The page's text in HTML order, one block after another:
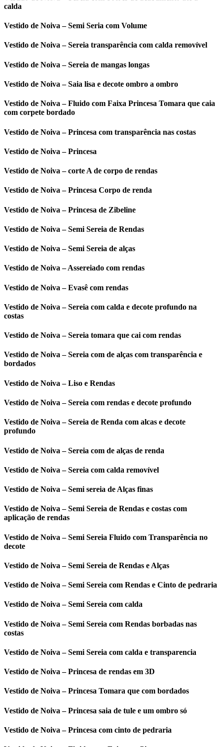
calda
Vestido de Noiva – Semi Seria com Volume
Vestido de Noiva – Sereia transparência com calda removível
Vestido de Noiva – Sereia de mangas longas
Vestido de Noiva – Saia lisa e decote ombro a ombro
Vestido de Noiva – Fluido com Faixa Princesa Tomara que caia
com corpete bordado
Vestido de Noiva – Princesa com transparência nas costas
Vestido de Noiva – Princesa
Vestido de Noiva – corte A de corpo de rendas
Vestido de Noiva – Princesa Corpo de renda
Vestido de Noiva – Princesa de Zibeline
Vestido de Noiva – Semi Sereia de Rendas
Vestido de Noiva – Semi Sereia de alças
Vestido de Noiva – Assereiado com rendas
Vestido de Noiva – Evasê com rendas
Vestido de Noiva – Sereia com calda e decote profundo na
costas
Vestido de Noiva – Sereia tomara que cai com rendas
Vestido de Noiva – Sereia com de alças com transparência e
bordados
Vestido de Noiva – Liso e Rendas
Vestido de Noiva – Sereia com rendas e decote profundo
Vestido de Noiva – Sereia de Renda com alcas e decote
profundo
Vestido de Noiva – Sereia com de alças de renda
Vestido de Noiva – Sereia com calda removível
Vestido de Noiva – Semi sereia de Alças finas
Vestido de Noiva – Semi Sereia de Rendas e costas com
aplicação de rendas
Vestido de Noiva – Semi Sereia Fluido com Transparência no
decote
Vestido de Noiva – Semi Sereia de Rendas e Alças
Vestido de Noiva – Semi Sereia com Rendas e Cinto de pedraria
Vestido de Noiva – Semi Sereia com calda
Vestido de Noiva – Semi Sereia com Rendas borbadas nas
costas
Vestido de Noiva – Semi Sereia com calda e transparencia
Vestido de Noiva – Princesa de rendas em 3D
Vestido de Noiva – Princesa Tomara que com bordados
Vestido de Noiva – Princesa saia de tule e um ombro só
Vestido de Noiva – Princesa com cinto de pedraria